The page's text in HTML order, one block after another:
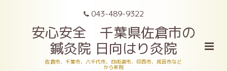
043-489-9322
安心安全 千葉県佐倉市の
鍼灸院 日向はり灸院
佐倉市、千葉市、八千代市、四街道市、印西市、成田市など
から来院